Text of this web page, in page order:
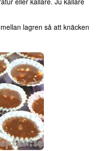
lagren så att knäcken